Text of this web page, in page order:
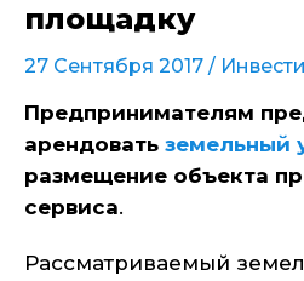
площадку
27 Сентября 2017 /
Предпринимателям
арендовать земельный
размещение объекта
сервиса.
Рассматриваемый